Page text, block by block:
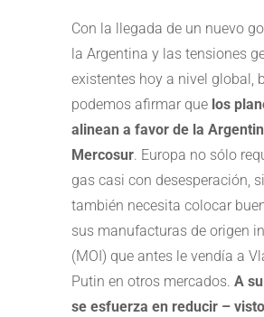
Con la llegada de un nuevo
la Argentina y las tensiones
existentes hoy a nivel global,
podemos afirmar que los
alinean a favor de la
Mercosur. Europa no sólo
gas casi con desesperación,
también necesita colocar
sus manufacturas de origen
(MOI) que antes le vendía a
Putin en otros mercados. A
se esfuerza en reducir –